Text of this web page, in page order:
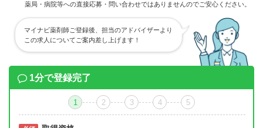
薬局・病院等への直接応募・問い合わせではありませんのでご安心ください。
マイナビ薬剤師ご登録後、担当のアドバイザーより
この求人についてご案内差し上げます！
1分で登録完了
1 2 3 4 5